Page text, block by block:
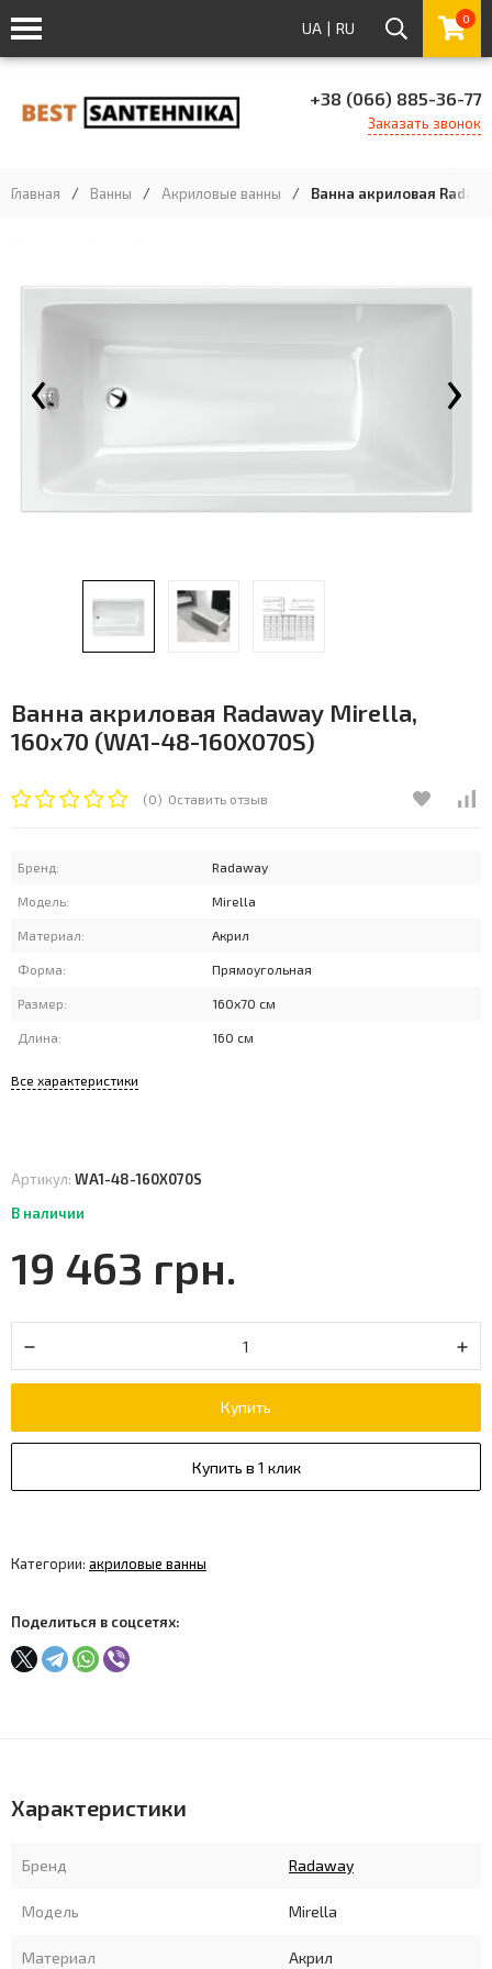
UA | RU 0
+38 (066) 885-36-77
Заказать звонок
Главная / Ванны / Акриловые ванны / Ванна акриловая
‹ ›
Ванна акриловая Radaway Mirella,
160x70 (WA1-48-160X070S)
(0) Оставить отзыв
Бренд: Radaway
Модель: Mirella
Материал: Акрил
Форма: Прямоугольная
Размер: 160x70 см
Длина: 160 см
Все характеристики
Артикул: WA1-48-160X070S
В наличии
19 463 грн.
Купить
Купить в 1 клик
Категории: акриловые ванны
Поделиться в соцсетях:
Характеристики
Бренд Radaway
Модель Mirella
Материал Акрил